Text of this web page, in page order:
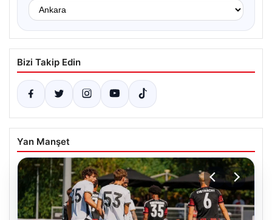
Bizi Takip Edin
Yan Manşet